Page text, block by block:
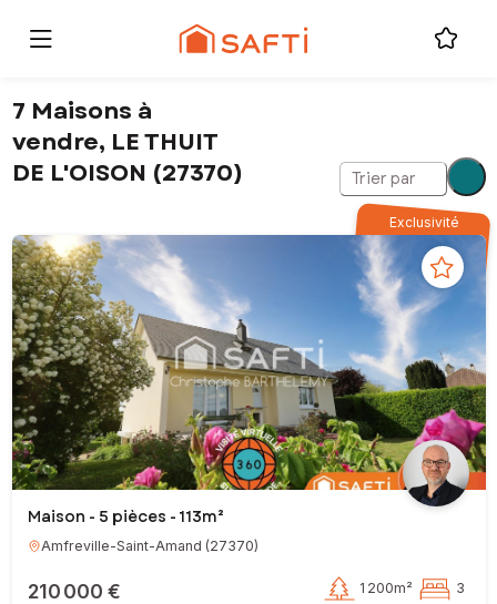
7 Maisons à
vendre, LE THUIT
DE L'OISON (27370)
Trier par
Exclusivité
Maison - 5 pièces - 113m²
Amfreville-Saint-Amand (27370)
210 000 € 1 200m² 3